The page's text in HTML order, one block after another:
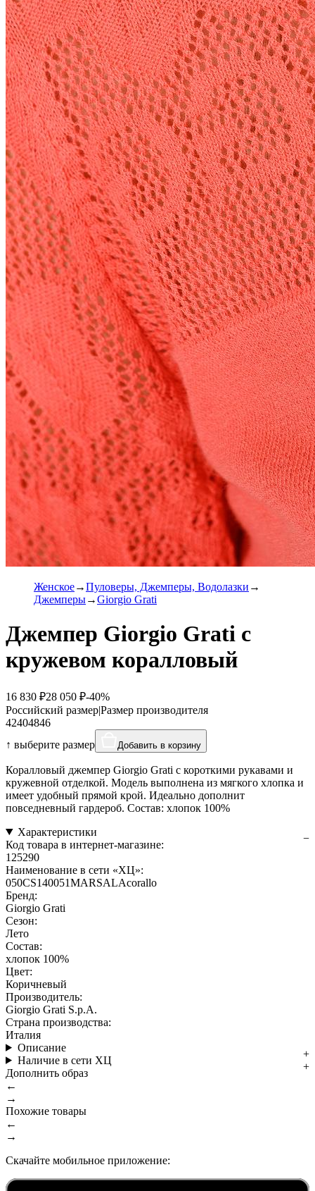
Женское
Пуловеры, Джемперы, Водолазки
Джемперы
Giorgio Grati
Джемпер Giorgio Grati с
кружевом коралловый
16 830 ₽28 050 ₽-40%
Российский размер|Размер производителя
42404846
↑ выберите размер
Добавить в корзину
Коралловый джемпер Giorgio Grati с короткими рукавами и
кружевной отделкой. Модель выполнена из мягкого хлопка и
имеет удобный прямой крой. Идеально дополнит
повседневный гардероб. Состав: хлопок 100%
Характеристики
Код товара в интернет-магазине:
125290
Наименование в сети «ХЦ»:
050CS140051MARSALAcorallo
Бренд:
Giorgio Grati
Сезон:
Лето
Состав:
хлопок 100%
Цвет:
Коричневый
Производитель:
Giorgio Grati S.p.A.
Страна производства:
Италия
Описание
Наличие в сети ХЦ
Дополнить образ
←
→
Похожие товары
←
→
Скачайте мобильное приложение: